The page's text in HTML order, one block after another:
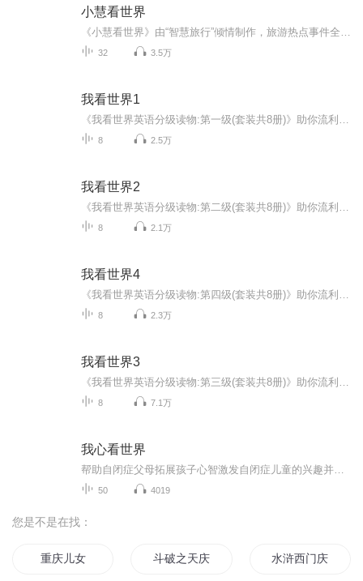
小慧看世界
32 3.5万
我看世界1
8 2.5万
我看世界2
8 2.1万
我看世界4
8 2.3万
我看世界3
8 7.1万
我心看世界
50 4019
您是不是在找：
重庆儿女 斗破之天庆焰火 水浒西门庆